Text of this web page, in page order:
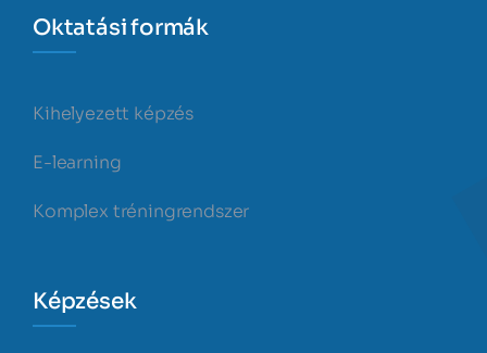
Oktatási formák
Kihelyezett képzés
E-learning
Komplex tréningrendszer
Képzések